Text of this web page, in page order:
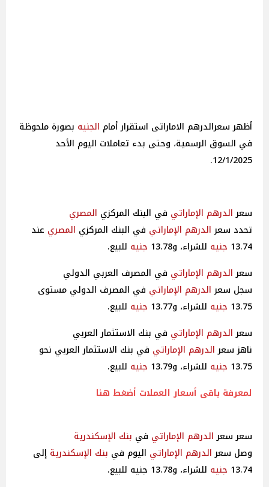
أظهر سعرالدرهم الاماراتى استقرار أمام الجنيه بصورة ملحوظة
في السوق الرسمية، وحتى بدء تعاملات اليوم الأحد
12/1/2025.
سعرالدرهم الإماراتي في البنك المركزي المصري
تحدد سعرالدرهم الإماراتي في البنك المركزي المصري عند
13.74 جنيه للشراء، و13.78 جنيه للبيع.
سعرالدرهم الإماراتي في المصرف العربي الدولي
سجل سعرالدرهم الإماراتي في المصرف الدولي مستوى
13.75 جنيه للشراء، و13.77 جنيه للبيع.
سعرالدرهم الإماراتي في بنك الاستثمار العربي
ناهز سعرالدرهم الإماراتي في بنك الاستثمار العربي نحو
13.75 جنيه للشراء، و13.79 جنيه للبيع.
لمعرفة باقى أسعار العملات أضغط هنا
سعر سعرالدرهم الإماراتي في بنك الإسكندرية
وصل سعرالدرهم الإماراتي اليوم في بنك الإسكندرية إلى
13.74 جنيه للشراء، و13.78 جنيه للبيع.